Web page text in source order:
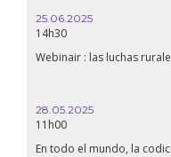
25.06.2025
14h30
Webinair : las luchas
28.05.2025
11h00
En todo el mundo, la